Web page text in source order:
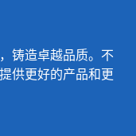
铸造卓越品质。不
供更好的产品和更